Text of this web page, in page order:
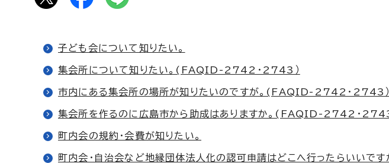
子ども会について知りたい。
集会所について知りたい。(FAQID-2742・2743）
市内にある集会所の場所が知りたいのですが。(FAQID-2742・2743）
集会所を作るのに広島市から助成はありますか。(FAQID-2742・2743
町内会の規約・会費が知りたい。
町内会・自治会など地縁団体法人化の認可申請はどこへ行ったらいいです